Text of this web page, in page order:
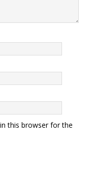
this browser for the